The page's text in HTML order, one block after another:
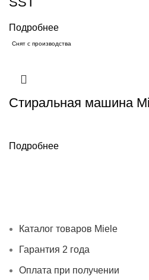
Подробнее
Снят с производства
Стиральная машина
Подробнее
Каталог товаров Miele
Гарантия 2 года
Оплата при получении